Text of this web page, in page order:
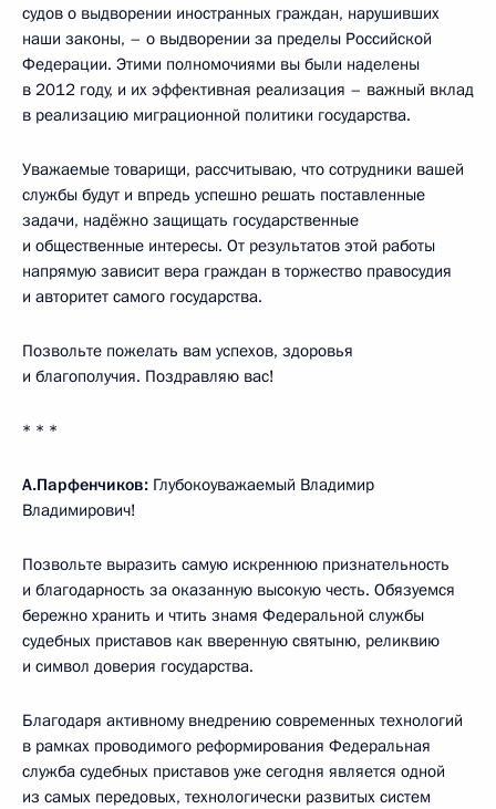
судов о выдворении иностранных граждан, нарушивших
наши законы, – о выдворении за пределы Российской
Федерации. Этими полномочиями вы были наделены
в 2012 году, и их эффективная реализация – важный вклад
в реализацию миграционной политики государства.
Уважаемые товарищи, рассчитываю, что сотрудники вашей
службы будут и впредь успешно решать поставленные
задачи, надёжно защищать государственные
и общественные интересы. От результатов этой работы
напрямую зависит вера граждан в торжество правосудия
и авторитет самого государства.
Позвольте пожелать вам успехов, здоровья
и благополучия. Поздравляю вас!
* * *
А.Парфенчиков: Глубокоуважаемый Владимир
Владимирович!
Позвольте выразить самую искреннюю признательность
и благодарность за оказанную высокую честь. Обязуемся
бережно хранить и чтить знамя Федеральной службы
судебных приставов как вверенную святыню, реликвию
и символ доверия государства.
Благодаря активному внедрению современных технологий
в рамках проводимого реформирования Федеральная
служба судебных приставов уже сегодня является одной
из самых передовых, технологически развитых систем